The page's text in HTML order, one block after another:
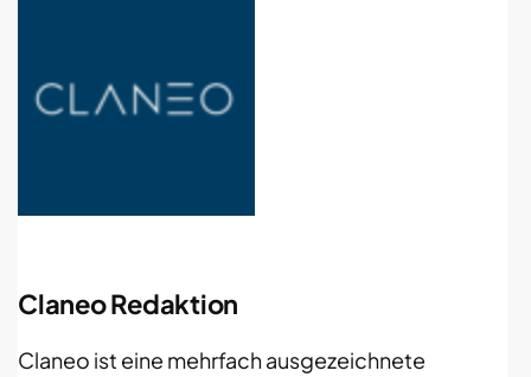
Claneo Redaktion
Claneo ist eine mehrfach ausgezeichnete